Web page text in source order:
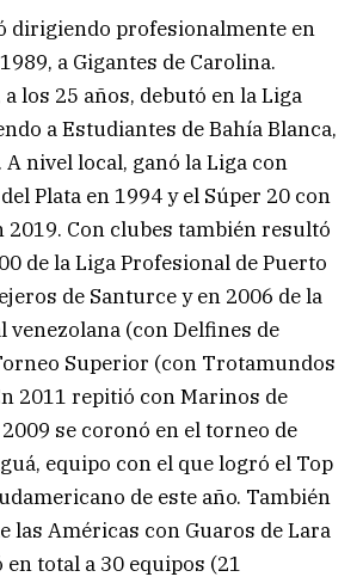
dirigiendo profesionalmente en
a Gigantes de Carolina.
los 25 años, debutó en la Liga
a Estudiantes de Bahía Blanca,
nivel local, ganó la Liga con
Plata en 1994 y el Súper 20 con
2019. Con clubes también resultó
de la Liga Profesional de Puerto
de Santurce y en 2006 de la
venezolana (con Delfines de
Superior (con Trotamundos
2011 repitió con Marinos de
se coronó en el torneo de
equipo con el que logró el Top
de este año. También
las Américas con Guaros de Lara
total a 30 equipos (21